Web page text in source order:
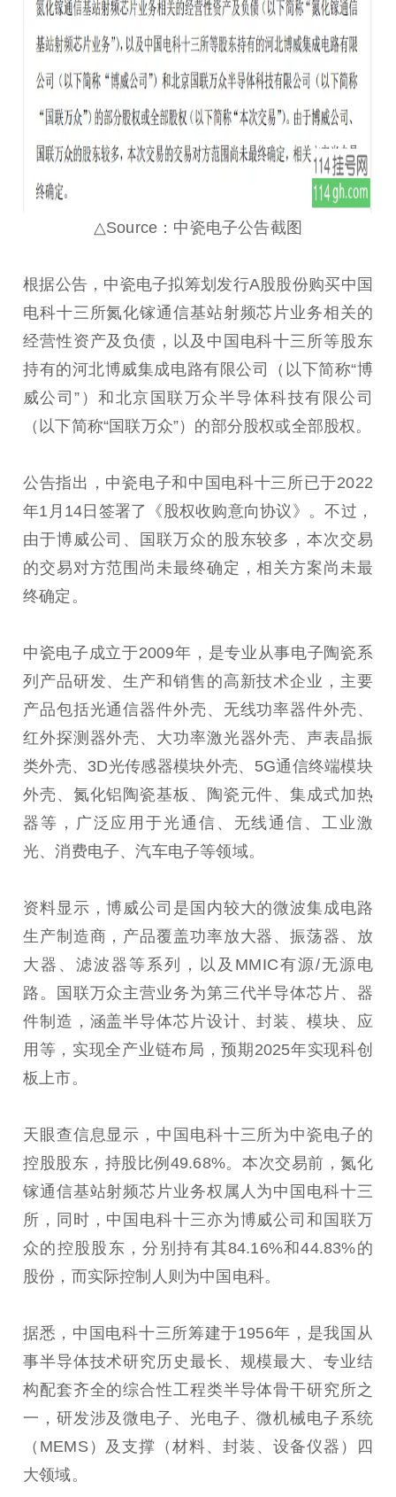
△Source：中瓷电子公告截图
根据公告，中瓷电子拟筹划发行A股股份购买中国
电科十三所氮化镓通信基站射频芯片业务相关的
经营性资产及负债，以及中国电科十三所等股东
持有的河北博威集成电路有限公司（以下简称“博
威公司”）和北京国联万众半导体科技有限公司
（以下简称“国联万众”）的部分股权或全部股权。
公告指出，中瓷电子和中国电科十三所已于2022
年1月14日签署了《股权收购意向协议》。不过，
由于博威公司、国联万众的股东较多，本次交易
的交易对方范围尚未最终确定，相关方案尚未最
终确定。
中瓷电子成立于2009年，是专业从事电子陶瓷系
列产品研发、生产和销售的高新技术企业，主要
产品包括光通信器件外壳、无线功率器件外壳、
红外探测器外壳、大功率激光器外壳、声表晶振
类外壳、3D光传感器模块外壳、5G通信终端模块
外壳、氮化铝陶瓷基板、陶瓷元件、集成式加热
器等，广泛应用于光通信、无线通信、工业激
光、消费电子、汽车电子等领域。
资料显示，博威公司是国内较大的微波集成电路
生产制造商，产品覆盖功率放大器、振荡器、放
大器、滤波器等系列，以及MMIC有源/无源电
路。国联万众主营业务为第三代半导体芯片、器
件制造，涵盖半导体芯片设计、封装、模块、应
用等，实现全产业链布局，预期2025年实现科创
板上市。
天眼查信息显示，中国电科十三所为中瓷电子的
控股股东，持股比例49.68%。本次交易前，氮化
镓通信基站射频芯片业务权属人为中国电科十三
所，同时，中国电科十三亦为博威公司和国联万
众的控股股东，分别持有其84.16%和44.83%的
股份，而实际控制人则为中国电科。
据悉，中国电科十三所筹建于1956年，是我国从
事半导体技术研究历史最长、规模最大、专业结
构配套齐全的综合性工程类半导体骨干研究所之
一，研发涉及微电子、光电子、微机械电子系统
（MEMS）及支撑（材料、封装、设备仪器）四
大领域。